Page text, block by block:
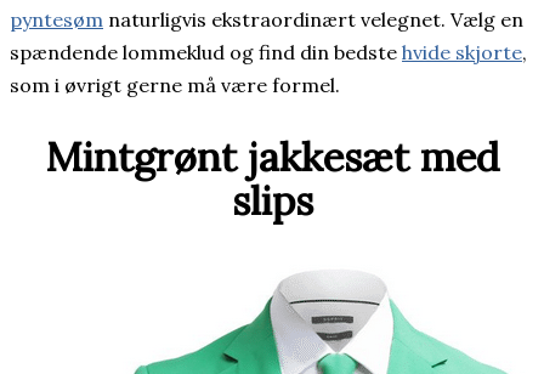
pyntesøm naturligvis ekstraordinært velegnet. Vælg en
spændende lommeklud og find din bedste hvide skjorte,
som i øvrigt gerne må være formel.
Mintgrønt jakkesæt med
slips